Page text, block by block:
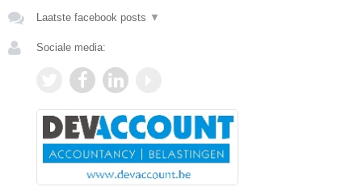
Laatste facebook posts ▼
Sociale media: